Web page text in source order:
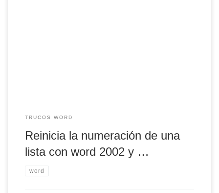
TRUCOS WORD
Reinicia la numeración de una
lista con word 2002 y …
word